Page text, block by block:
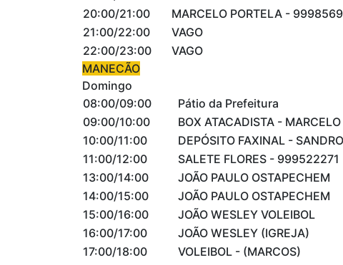
20:00/21:00
MARCELO PORTELA -
21:00/22:00
VAGO
22:00/23:00
VAGO
MANECÃO
Domingo
08:00/09:00
Pátio da Prefeitura
09:00/10:00
BOX ATACADISTA - MARCELO
10:00/11:00
DEPÓSITO FAXINAL - SANDRO
11:00/12:00
SALETE FLORES - 999522271
13:00/14:00
JOÃO PAULO OSTAPECHEM
14:00/15:00
JOÃO PAULO OSTAPECHEM
15:00/16:00
JOÃO WESLEY VOLEIBOL
16:00/17:00
JOÃO WESLEY (IGREJA)
17:00/18:00
VOLEIBOL - (MARCOS)